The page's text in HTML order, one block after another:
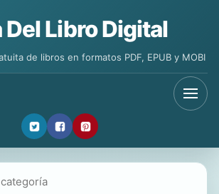
Del Libro Digital
de libros en formatos PDF, EPUB y MOBI